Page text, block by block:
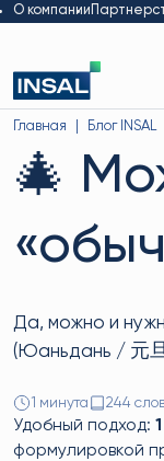
О компании
Главная Блог INSAL
🎄
Да, можно и
(Юаньдань / 元
1 минута 244
Удобный подход:
формулировкой